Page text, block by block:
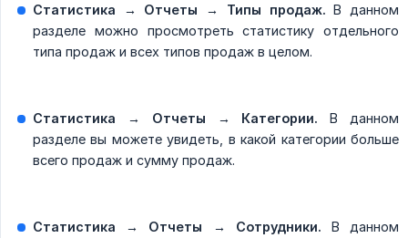
Статистика → Отчеты → Типы продаж. В данном
разделе можно просмотреть статистику отдельного
типа продаж и всех типов продаж в целом.
Статистика → Отчеты → Категории. В данном
разделе вы можете увидеть, в какой категории больше
всего продаж и сумму продаж.
Статистика → Отчеты → Сотрудники. В данном